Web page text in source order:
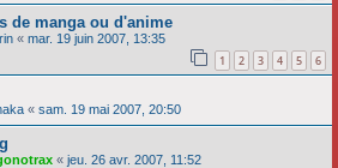
de manga ou d'anime
« mar. 19 juin 2007, 13:35
1 2 3 4 5 6
« sam. 19 mai 2007, 20:50
« jeu. 26 avr. 2007, 11:52